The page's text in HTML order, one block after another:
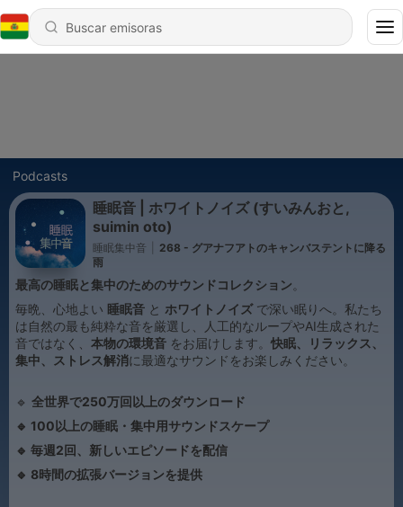
Podcasts
睡眠音 | ホワイトノイズ (すいみんおと,
suimin oto)
睡眠集中音
268 - グアナフアトのキャンバステントに降る
雨
最高の睡眠と集中のためのサウンドコレクション。
毎晩、心地よい 睡眠音 と ホワイトノイズで深い眠りへ。私たち
は自然の最も純粋な音を厳選し、人工的なループやAI生成された
音ではなく、 本物の環境音 をお届けします。 快眠、リラックス、
集中、ストレス解消に最適なサウンドをお楽しみください。
🔹 全世界で250万回以上のダウンロード
🔹 100以上の睡眠・集中用サウンドスケープ
🔹 毎週2回、新しいエピソードを配信
🔹 8時間の拡張バージョンを提供